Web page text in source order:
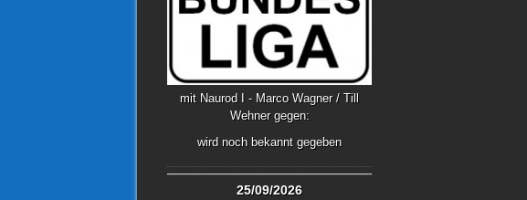
mit Naurod I - Marco Wagner / Till
Wehner gegen:
wird noch bekannt gegeben
25/09/2026